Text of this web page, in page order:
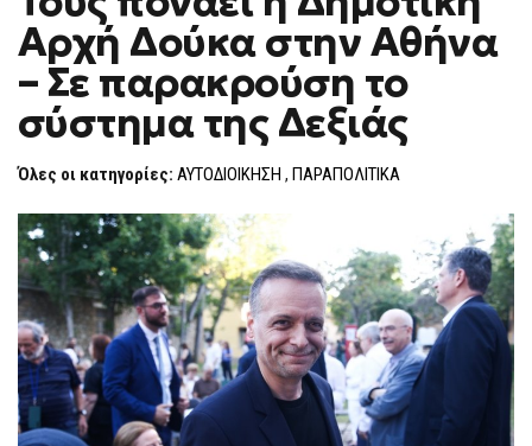
ΠΟΝΆΕΙ
Η
ΔΗΜΟΤΙΚΉ
ΑΡΧΉ
ΔΟΎΚΑ
ΣΤΗΝ
ΑΘΉΝΑ
–
ΠΑΡΑΚΡΟΎΣΗ
ΤΟ
Αρχή Δούκα στην Αθήνα
– Σε παρακρούση το
σύστημα της Δεξιάς
Όλες οι κατηγορίες: ΑΥΤΟΔΙΟΙΚΗΣΗ , ΠΑΡΑΠΟΛΙΤΙΚΑ